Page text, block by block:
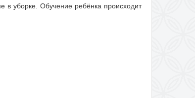
в уборке. Обучение ребёнка происходит